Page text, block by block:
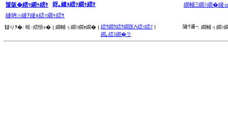
蜑阪�繧ｯ繝ｩ繧ｹ 谺｡縺ｮ繧ｯ繝ｩ繧ｹ
繝輔Ξ繝ｼ繝�縺
縺吶∋縺ｦ縺ｮ繧ｯ繝ｩ繧ｹ
讎りｦ�: 蜈･繧悟ｭ� | 繝輔ぅ繝ｼ繝ｫ繝� | 繧ｳ繝ｳ繧ｹ繝医Λ繧ｯ繧ｿ |
繝｡繧ｽ繝�ラ
隧ｳ邏ｰ: 繝輔ぅ繝ｼ